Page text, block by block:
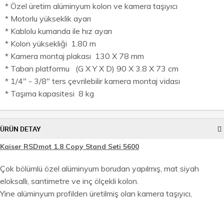
* Özel üretim alüminyum kolon ve kamera taşıyıcı
* Motorlu yükseklik ayarı
* Kablolu kumanda ile hız ayarı
* Kolon yüksekliği 1.80 m
* Kamera montaj plakası 130 X 78 mm
* Taban platformu (G X Y X D) 90 X 3.8 X 73 cm
* 1/4" - 3/8" ters çevrilebilir kamera montaj vidası
* Taşıma kapasitesi 8 kg
ÜRÜN DETAY
Kaiser RSDmot 1.8 Copy Stand Seti 5600
Çok bölümlü özel alüminyum borudan yapılmış, mat siyah
eloksallı, santimetre ve inç ölçekli kolon.
Yine alüminyum profilden üretilmiş olan kamera taşıyıcı,